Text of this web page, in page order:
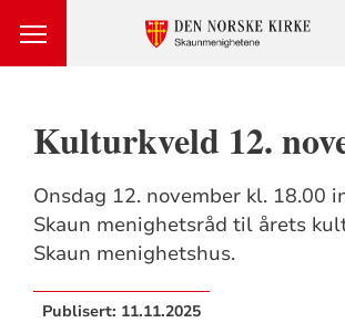
Kulturkveld 12.
Onsdag 12. november kl. 18.00
Skaun menighetsråd til årets
Skaun menighetshus.
Publisert: 11.11.2025